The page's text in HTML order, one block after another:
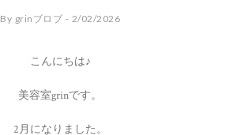
By grinブロブ - 2/02/2026
こんにちは♪
美容室grinです。
2月になりました。